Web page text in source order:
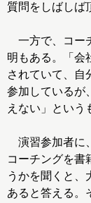
質問をしばしば
一方で、コー
明もある。「会
されていて、自
参加しているが
えない」という
演習参加者に
コーチングを書
うかを聞くと、
あると答える。